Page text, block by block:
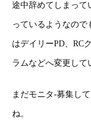
途中辞めてしまって
っているようなの
はデイリーPD、RC
ラムなどへ変更して
まだモニタ-募集し
ね。